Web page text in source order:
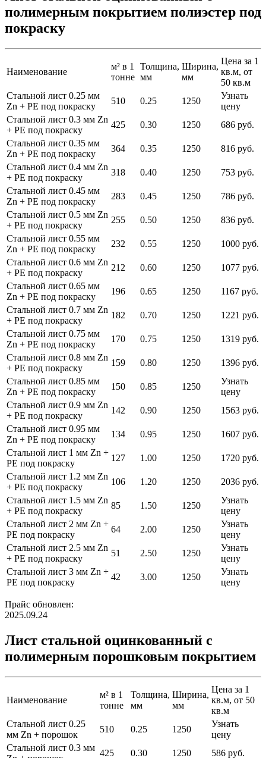
полимерным покрытием полиэстер под
покраску
Наименование
м² в 1
тонне
Толщина,
мм
Ширина,
мм
Цена за 1
кв.м, от
50 кв.м
Стальной лист 0.25 мм
Zn + PE под покраску
510 0.25 1250
Узнать
цену
Стальной лист 0.3 мм Zn
+ PE под покраску
425 0.30 1250
686 руб.
Стальной лист 0.35 мм
Zn + PE под покраску
364 0.35 1250
816 руб.
Стальной лист 0.4 мм Zn
+ PE под покраску
318 0.40 1250
753 руб.
Стальной лист 0.45 мм
Zn + PE под покраску
283 0.45 1250
786 руб.
Стальной лист 0.5 мм Zn
+ PE под покраску
255 0.50 1250
836 руб.
Стальной лист 0.55 мм
Zn + PE под покраску
232 0.55 1250
1000 руб.
Стальной лист 0.6 мм Zn
+ PE под покраску
212 0.60 1250
1077 руб.
Стальной лист 0.65 мм
Zn + PE под покраску
196 0.65 1250
1167 руб.
Стальной лист 0.7 мм Zn
+ PE под покраску
182 0.70 1250
1221 руб.
Стальной лист 0.75 мм
Zn + PE под покраску
170 0.75 1250
1319 руб.
Стальной лист 0.8 мм Zn
+ PE под покраску
159 0.80 1250
1396 руб.
Стальной лист 0.85 мм
Zn + PE под покраску
150 0.85 1250
Узнать
цену
Стальной лист 0.9 мм Zn
+ PE под покраску
142 0.90 1250
1563 руб.
Стальной лист 0.95 мм
Zn + PE под покраску
134 0.95 1250
1607 руб.
Стальной лист 1 мм Zn +
PE под покраску
127 1.00 1250
1720 руб.
Стальной лист 1.2 мм Zn
+ PE под покраску
106 1.20 1250
2036 руб.
Стальной лист 1.5 мм Zn
+ PE под покраску
85 1.50 1250
Узнать
цену
Стальной лист 2 мм Zn +
PE под покраску
64 2.00 1250
Узнать
цену
Стальной лист 2.5 мм Zn
+ PE под покраску
51 2.50 1250
Узнать
цену
Стальной лист 3 мм Zn +
PE под покраску
42 3.00 1250
Узнать
цену
Прайс обновлен:
2025.09.24
Лист стальной оцинкованный с
полимерным порошковым покрытием
Наименование
м² в 1
тонне
Толщина,
мм
Ширина,
мм
Цена за 1
кв.м, от 50
кв.м
Стальной лист 0.25
мм Zn + порошок
510 0.25 1250
Узнать
цену
Стальной лист 0.3 мм
425 0.30 1250
586 руб.